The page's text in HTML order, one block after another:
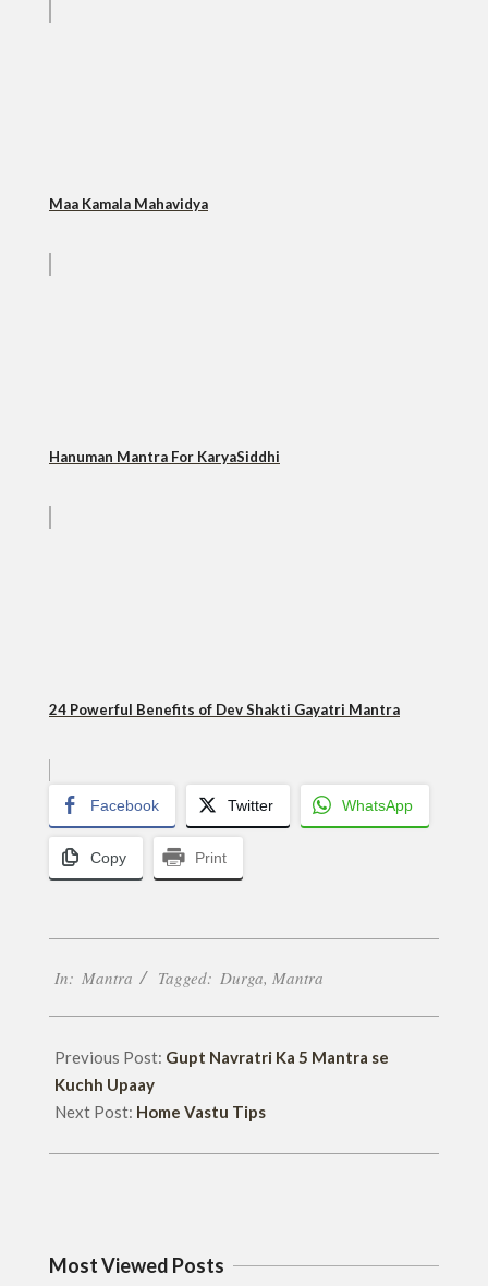
Maa Kamala Mahavidya
Hanuman Mantra For KaryaSiddhi
24 Powerful Benefits of Dev Shakti Gayatri Mantra
Facebook Twitter WhatsApp
Copy Print
06-
In: Mantra Tagged: Durga, Mantra
Previous Post: Gupt Navratri Ka 5 Mantra se
Kuchh Upaay
Next Post: Home Vastu Tips
Most Viewed Posts